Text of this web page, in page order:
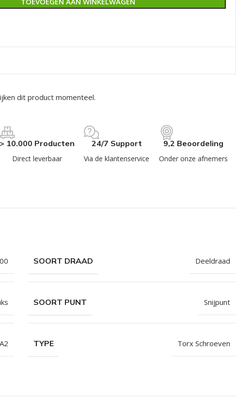
dit product momenteel.
> 10.000 Producten
Direct leverbaar
24/7 Support
Via de klantenservice
9,2 Beoordeling
Onder onze afnemers
SOORT DRAAD Deeldraad
SOORT PUNT Snijpunt
TYPE Torx Schroeven